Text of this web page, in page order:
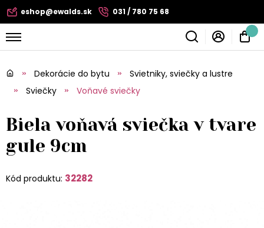
eshop@ewalds.sk 031 / 780 75 68
Dekorácie do bytu
Svietniky, sviečky a lustre
Sviečky
Voňavé sviečky
Biela voňavá sviečka v tvare
gule 9cm
Kód produktu: 32282